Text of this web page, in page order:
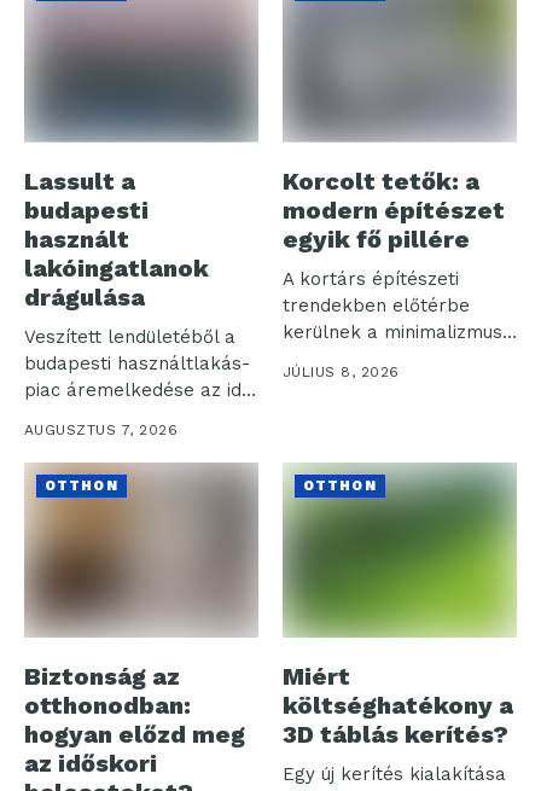
Lassult a
budapesti
használt
lakóingatlanok
drágulása
Veszített lendületéből a
budapesti használtlakás-
piac áremelkedése az idei
AUGUSZTUS 7, 2026
Korcolt tetők: a
modern építészet
egyik fő pillére
A kortárs építészeti
trendekben előtérbe
kerülnek a minimalizmus
és az egyszerűség által...
JÚLIUS 8, 2026
OTTHON
Biztonság az
otthonodban:
hogyan előzd meg
az időskori
OTTHON
Miért
költséghatékony a
3D táblás kerítés?
Egy új kerítés kialakítása